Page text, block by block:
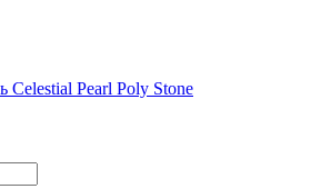
Celestial Pearl Poly Stone